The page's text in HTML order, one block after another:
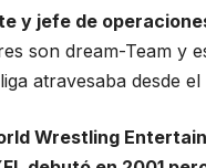
y jefe de
son dream-Team y
atravesaba desde
Wrestling